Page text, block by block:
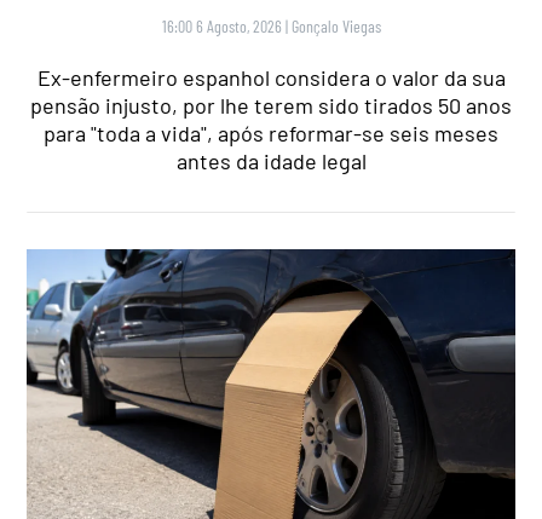
16:00 6 Agosto, 2026 | Gonçalo Viegas
Ex-enfermeiro espanhol considera o valor da sua
pensão injusto, por lhe terem sido tirados 50 anos
para "toda a vida", após reformar-se seis meses
antes da idade legal